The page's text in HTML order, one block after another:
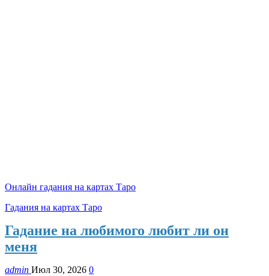
Онлайн гадания на картах Таро
Гадания на картах Таро
Гадание на любимого любит ли он
меня
admin Июл 30, 2026 0